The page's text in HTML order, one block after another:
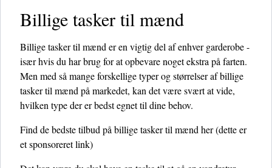
Billige tasker til mænd
Billige tasker til mænd er en vigtig del af enhver garderobe -
især hvis du har brug for at opbevare noget ekstra på farten.
Men med så mange forskellige typer og størrelser af billige
tasker til mænd på markedet, kan det være svært at vide,
hvilken type der er bedst egnet til dine behov.
Find de bedste tilbud på billige tasker til mænd her(dette er
et sponsoreret link)